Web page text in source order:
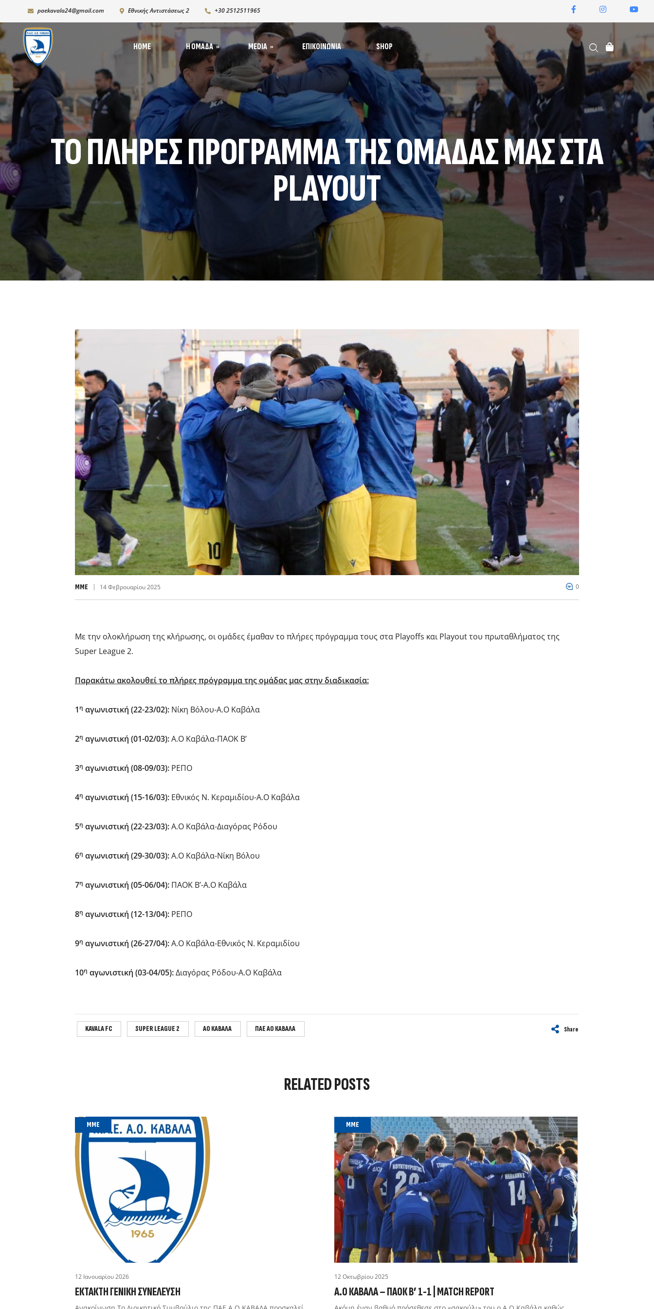
paekavala24@gmail.com Εθνικής Αντιστάσεως 2 +30 2512511965
HOME Η ΟΜΆΔΑ
Ιστορία
Ρόστερ 2025-2026
K19
Χορηγικό πλάνο – Χορηγοί
Πρόγραμμα Ανάπτυξης
Υποδομών
MEDIA
Νέα – Ανακοινώσεις
Διαπιστεύσεις MME
Photo Galleries 1965-1970
1970-1980​
1980-1990
1990-2000
2000-2008
2009-2012
ΕΠΙΚΟΙΝΩΝΊΑ SHOP ΕΙΣΙΤΉΡΙΑ ΔΙΑΡΚΕΊΑΣ
ΤΟ ΠΛΉΡΕΣ ΠΡΌΓΡΑΜΜΑ ΤΗΣ ΟΜΆΔΑΣ ΜΑΣ ΣΤΑ
PLAYOUT
MME 14 Φεβρουαρίου 2025 0
Με την ολοκλήρωση της κλήρωσης, οι ομάδες έμαθαν το πλήρες πρόγραμμα τους στα Playoffs και Playout του πρωταθλήματος της
Super League 2.
Παρακάτω ακολουθεί το πλήρες πρόγραμμα της ομάδας μας στην διαδικασία:
1η αγωνιστική (22-23/02): Νίκη Βόλου-Α.Ο Καβάλα
2η αγωνιστική (01-02/03):Α.Ο Καβάλα-ΠΑΟΚ Β’
3η αγωνιστική (08-09/03): ΡΕΠΟ
4η αγωνιστική (15-16/03): Εθνικός Ν. Κεραμιδίου-Α.Ο Καβάλα
5η αγωνιστική (22-23/03):Α.Ο Καβάλα-Διαγόρας Ρόδου
6η αγωνιστική (29-30/03):Α.Ο Καβάλα-Νίκη Βόλου
7η αγωνιστική (05-06/04): ΠΑΟΚ Β’-Α.Ο Καβάλα
8η αγωνιστική (12-13/04): ΡΕΠΟ
9η αγωνιστική (26-27/04):Α.Ο Καβάλα-Εθνικός Ν. Κεραμιδίου
10η αγωνιστική (03-04/05):Διαγόρας Ρόδου-Α.Ο Καβάλα
KAVALA FC SUPER LEAGUE 2 ΑΟ ΚΑΒΑΛΑ ΠΑΕ ΑΟ ΚΑΒΑΛΑ Share
RELATEDPOSTS
MME
12 Ιανουαρίου 2026
ΈΚΤΑΚΤΗ ΓΕΝΙΚΉ ΣΥΝΈΛΕΥΣΗ
MME
12 Οκτωβρίου 2025
Α.Ο ΚΑΒΑΛΑ – ΠΑΟΚ Β’ 1-1 | MATCH REPORT